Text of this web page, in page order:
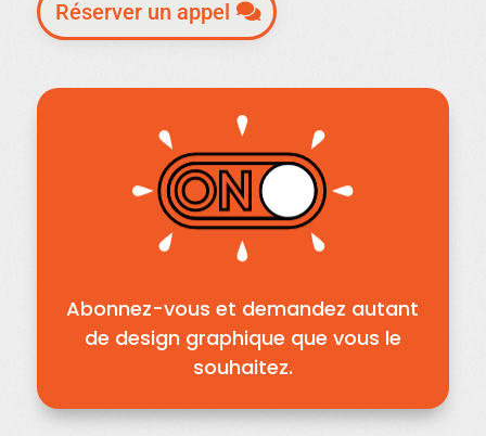
Réserver un appel
Abonnez-vous et demandez autant
de design graphique que vous le
souhaitez.